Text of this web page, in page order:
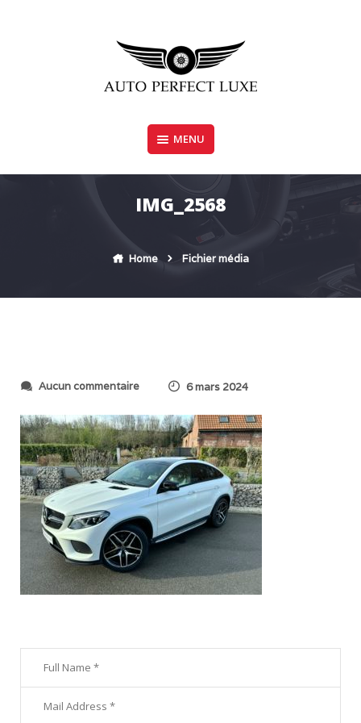
AUTO PERFECT LUXE
MENU
IMG_2568
Home Fichier média
Aucun commentaires
r
I
M
G
_
2
5
6
8
6 mars 2024